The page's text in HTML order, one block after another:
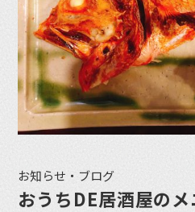
お知らせ・ブログ
おうちDE居酒屋の